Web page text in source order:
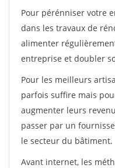
Pour pérénniser votre
dans les travaux de
alimenter
entreprise et doubler
Pour les meilleurs
parfois suffire mais
augmenter leurs
passer par un
le secteur du bâtiment.
Avant internet, les